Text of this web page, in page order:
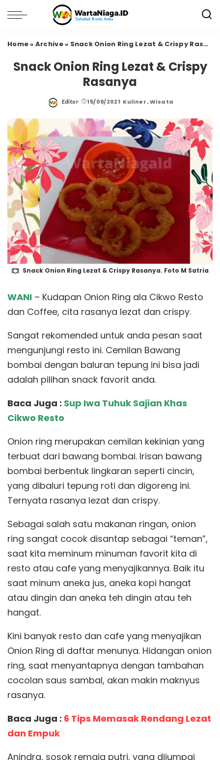
Home » Archive» Snack Onion Ring Lezat & Crispy Rasanya
Snack Onion Ring Lezat & Crispy
Rasanya
Posted
Editor 15/09/2021 Kuliner Wisata
Snack Onion Ring Lezat & Crispy Rasanya. Foto M Satria
WANI – Kudapan Onion Ring ala Cikwo Resto
dan Coffee, cita rasanya lezat dan crispy.
Sangat rekomended untuk anda pesan saat
mengunjungi resto ini. Cemilan Bawang
bombai dengan baluran tepung ini bisa jadi
adalah pilihan snack favorit anda.
Baca Juga : Sup Iwa Tuhuk Sajian Khas
Cikwo Resto
Onion ring merupakan cemilan kekinian yang
terbuat dari bawang bombai. Irisan bawang
bombai berbentuk lingkaran seperti cincin,
yang dibaluri tepung roti dan digoreng ini.
Ternyata rasanya lezat dan crispy.
Sebagai salah satu makanan ringan, onion
ring sangat cocok disantap sebagai “teman”,
saat kita meminum minuman favorit kita di
resto atau cafe yang menyajikannya. Baik itu
saat minum aneka jus, aneka kopi hangat
atau dingin dan aneka teh dingin atau teh
hangat.
Kini banyak resto dan cafe yang menyajikan
Onion Ring di daftar menunya. Hidangan onion
ring, saat menyantapnya dengan tambahan
cocolan saus sambal, akan makin maknyus
rasanya.
Baca Juga : 6 Tips Memasak Rendang Lezat
dan Empuk
Anindra, sosok remaja putri, yang dijumpai